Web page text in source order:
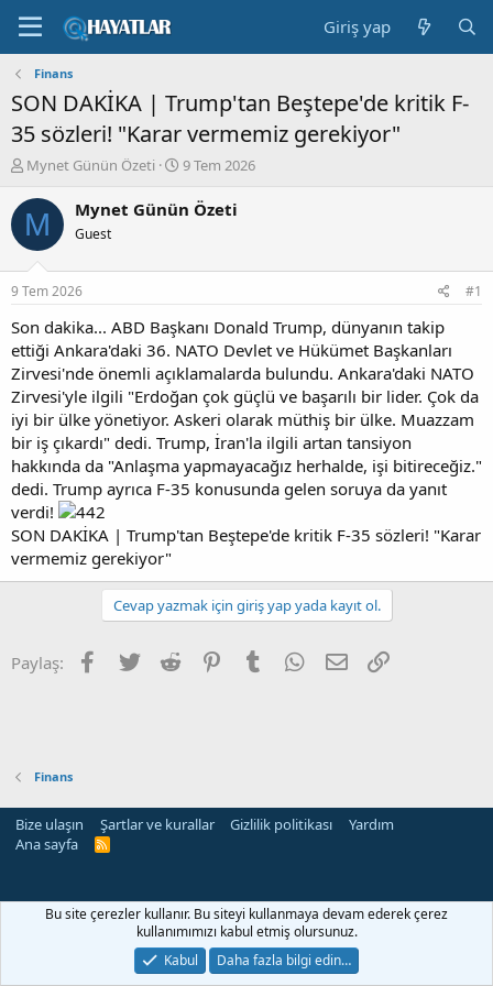
Giriş yap
Finans
SON DAKİKA | Trump'tan Beştepe'de kritik F-
35 sözleri! "Karar vermemiz gerekiyor"
K
n
b
u
u
b
a
ş
l
a
t
a
n
Mynet Günün Özeti
B
ş
ç
t
a
r
i
h
i
9 Tem 2026
M Mynet Günün Özeti
Guest
9 Tem 2026 #1
Son dakika... ABD Başkanı Donald Trump, dünyanın takip
ettiği Ankara'daki 36. NATO Devlet ve Hükümet Başkanları
Zirvesi'nde önemli açıklamalarda bulundu. Ankara'daki NATO
Zirvesi'yle ilgili "Erdoğan çok güçlü ve başarılı bir lider. Çok da
iyi bir ülke yönetiyor. Askeri olarak müthiş bir ülke. Muazzam
bir iş çıkardı" dedi. Trump, İran'la ilgili artan tansiyon
hakkında da "Anlaşma yapmayacağız herhalde, işi bitireceğiz."
dedi. Trump ayrıca F-35 konusunda gelen soruya da yanıt
verdi!
SON DAKİKA | Trump'tan Beştepe'de kritik F-35 sözleri! "Karar
vermemiz gerekiyor"
Cevap yazmak için giriş yap yada kayıt ol.
Paylaş: Facebook
Twitter Reddit PinterestTumblr WhatsApp
E-posta
Finans
Bize ulaşın Şartlar ve kurallar Gizlilik politikası
Yardım
Ana sayfa
R
Bu site çerezler kullanır. Bu siteyi kullanmaya devam ederek çerez
kullanımımızı kabul etmiş olursunuz.
Kabul
Daha fazla bilgi edin…